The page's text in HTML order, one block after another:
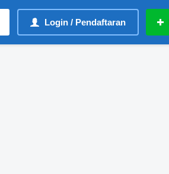
Login / Pendaftaran